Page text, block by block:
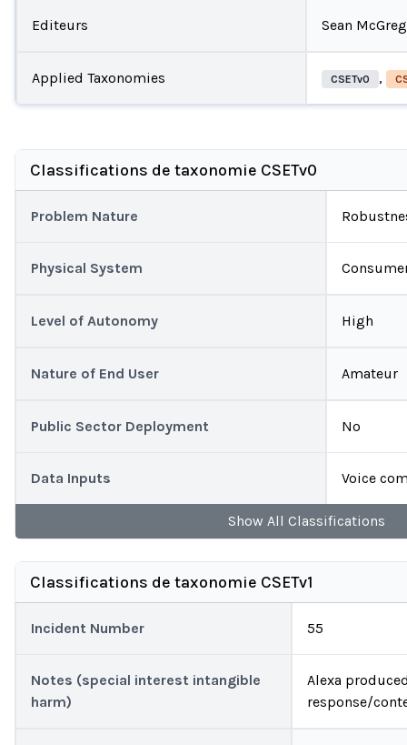
Editeurs Sean
Applied Taxonomies CSETv0 ,
Classifications de taxonomie CSETv0
Problem Nature
Physical System
Level of Autonomy High
Nature of End User Amateur
Public Sector Deployment No
Data Inputs Voice
Show All Classifications
Classifications de taxonomie CSETv1
Incident Number 55
Notes (special interest intangible
harm)
Alexa
response/